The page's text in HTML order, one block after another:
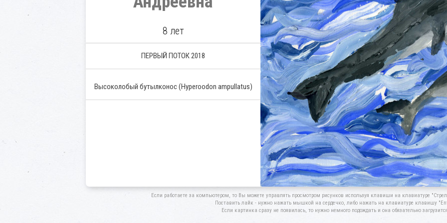
8 лет
ПЕРВЫЙ ПОТОК 2018
Высоколобый бутылконос(Hyperoodon ampullatus)
Если работаете за компьютером, то Вы можете управлять просмотром рисунков используя клавиши на клавиатуре
Поставить лайк - нужно нажать мышкой на сердечко, либо нажать на клавиатуре клавишу
Если картинка сразу не появилась, то нужно немного подождать и она обязательно